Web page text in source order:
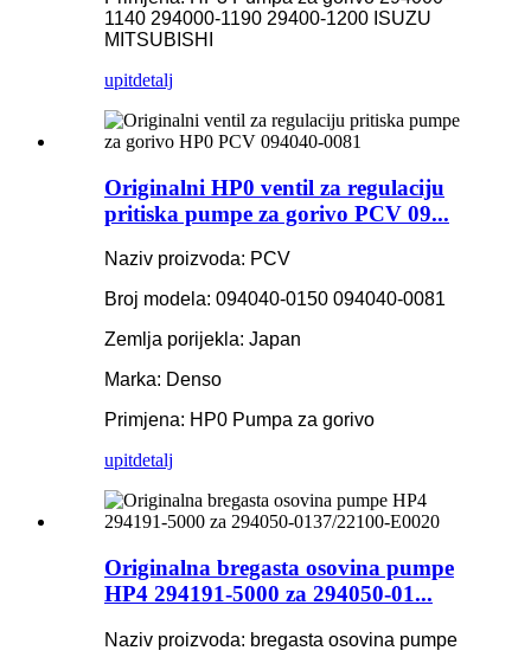
1140 294000-1190 29400-1200 ISUZU
MITSUBISHI
upitdetalj
Originalni HP0 ventil za regulaciju
pritiska pumpe za gorivo PCV 09...
Naziv proizvoda: PCV
Broj modela: 094040-0150 094040-0081
Zemlja porijekla: Japan
Marka: Denso
Primjena: HP0 Pumpa za gorivo
upitdetalj
Originalna bregasta osovina pumpe
HP4 294191-5000 za 294050-01...
Naziv proizvoda: bregasta osovina pumpe